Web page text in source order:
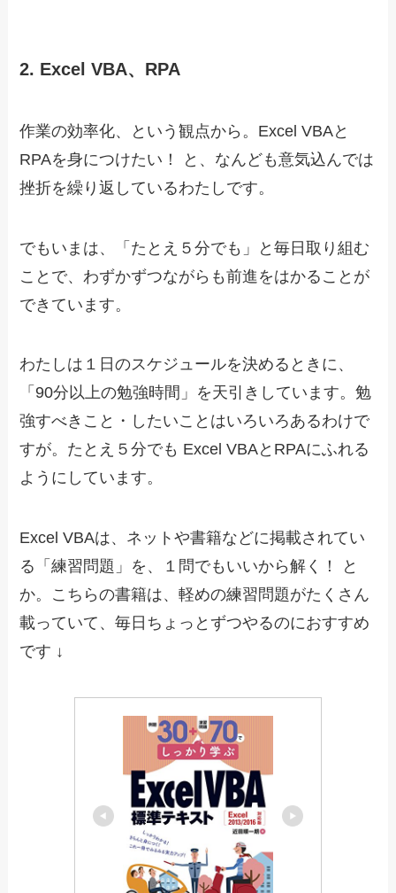
2. Excel VBA、RPA
作業の効率化、という観点から。Excel VBAと
RPAを身につけたい！ と、なんども意気込んでは
挫折を繰り返しているわたしです。
でもいまは、「たとえ５分でも」と毎日取り組む
ことで、わずかずつながらも前進をはかることが
できています。
わたしは１日のスケジュールを決めるときに、
「90分以上の勉強時間」を天引きしています。勉
強すべきこと・したいことはいろいろあるわけで
すが。たとえ５分でも Excel VBAとRPAにふれる
ようにしています。
Excel VBAは、ネットや書籍などに掲載されてい
る「練習問題」を、１問でもいいから解く！ と
か。こちらの書籍は、軽めの練習問題がたくさん
載っていて、毎日ちょっとずつやるのにおすすめ
です ↓